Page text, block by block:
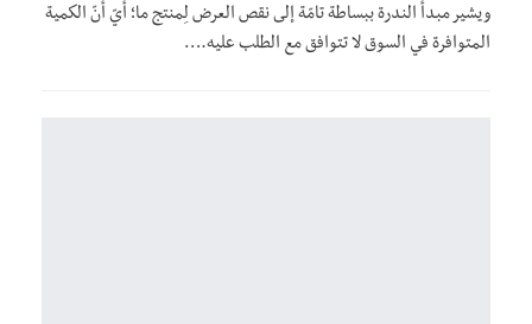
ويشير مبدأ الندرة ببساطة تامّة إلى نقص العرض لِمنتج ما؛ أيّ أنّ الكمية
المتوافرة في السوق لا تتوافق مع الطلب عليه.…